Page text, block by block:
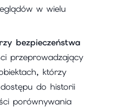
w wielu
bezpieczeństwa
przeprowadzający
którzy
do historii
porównywania